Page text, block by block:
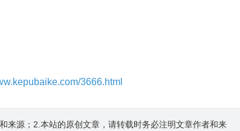
3666.html
来源；2.本站的原创文章，请转载时务必注明文章作者和来